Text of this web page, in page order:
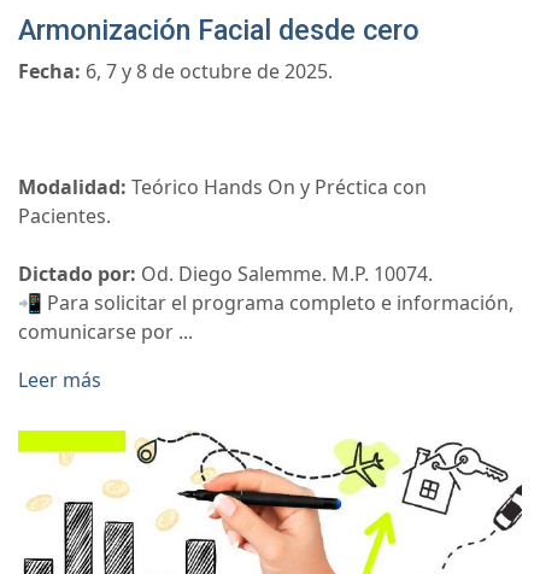
Armonización Facial desde cero
Fecha: 6, 7 y 8 de octubre de 2025.
Modalidad: Teórico Hands On y Préctica con
Pacientes.
Dictado por: Od. Diego Salemme. M.P. 10074.
📲 Para solicitar el programa completo e información,
comunicarse por ...
Leer más